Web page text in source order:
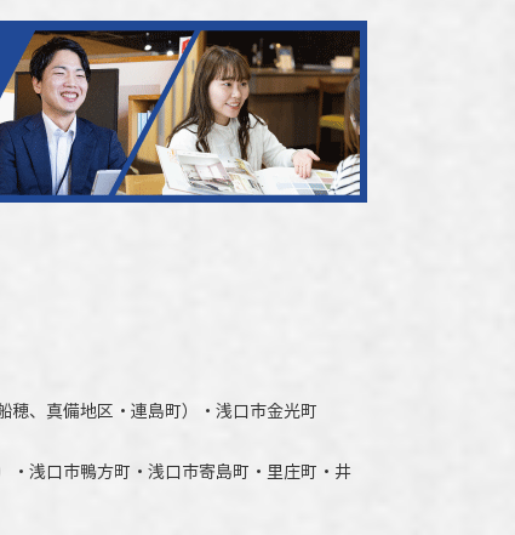
穂、真備地区・連島町）・ 浅口市金光町
・ 浅口市鴨方町・ 浅口市寄島町・里庄町・ 井